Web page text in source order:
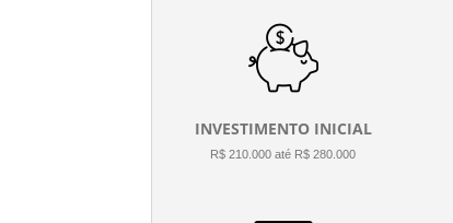
INVESTIMENTO INICIAL
R$ 210.000 até R$ 280.000